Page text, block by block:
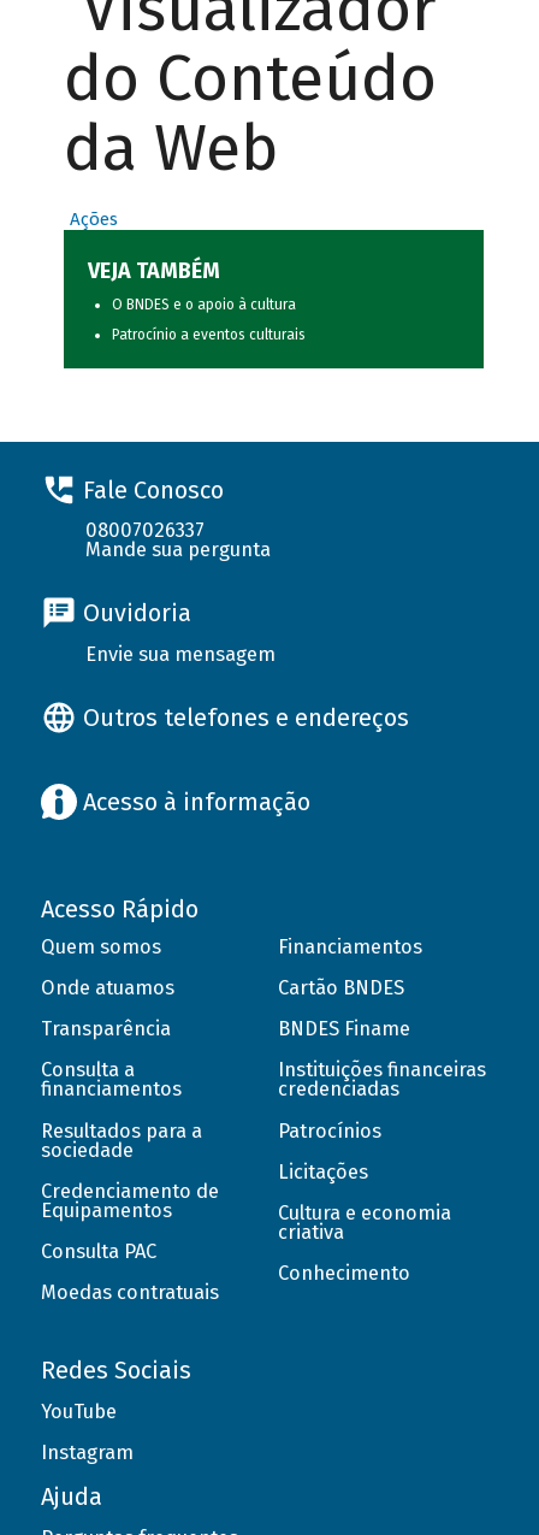
do Conteúdo
da Web
Ações
VEJA TAMBÉM
O BNDES e o apoio à cultura
Patrocínio a eventos culturais
Fale Conosco
08007026337
Mande sua pergunta
Ouvidoria
Envie sua mensagem
Outros telefones e endereços
Acesso à informação
Acesso Rápido
Quem somos
Onde atuamos
Transparência
Consulta a
financiamentos
Resultados para a
sociedade
Credenciamento de
Equipamentos
Consulta PAC
Moedas contratuais
Financiamentos
Cartão BNDES
BNDES Finame
Instituições financeiras
credenciadas
Patrocínios
Licitações
Cultura e economia
criativa
Conhecimento
Redes Sociais
YouTube
Instagram
Ajuda